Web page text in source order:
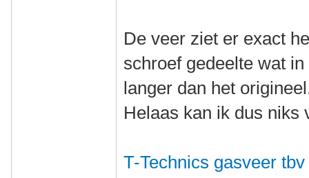
De veer ziet er exact
schroef gedeelte wat
langer dan het
Helaas kan ik dus niks
T-Technics gasveer